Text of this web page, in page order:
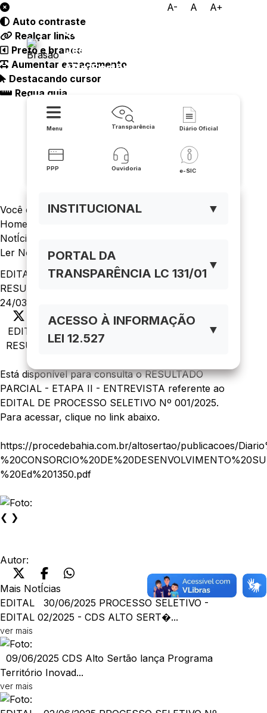
A- A A+
Consórcio Público de
Desenvolvimento Sustentável
Alto Sertão
Menu Transparência Diário Oficial
PPP Ouvidoria e-SIC
INSTITUCIONAL ▼
PORTAL DA
TRANSPARÊNCIA LC 131/01
▼
ACESSO À INFORMAÇÃO
LEI 12.527
▼
Auto contraste
Realçar links
Preto e branco
Aumentar espaçamento
Destacando cursor
Regua guia
Você está navegando em:
Home
NotÍcias
Ler NotÍcia
EDITAL DE PROCESSO SELETIVO Nº 001/2025 -
RESULTADO PARCIAL - ETAPA II - ENTREVISTA
24/03/2025
EDITAL DE PROCESSO SELETIVO Nº 001/2025 -
RESULTADO PARCIAL - ETAPA II - ENTREVISTA
Está disponível para consulta o RESULTADO
PARCIAL - ETAPA II - ENTREVISTA referente ao
EDITAL DE PROCESSO SELETIVO Nº 001/2025.
Para acessar, clique no link abaixo.
https://procedebahia.com.br/altosertao/publicacoes/
%20Ed%201350.pdf
❮ ❯
Autor:
Mais NotÍcias
EDITAL
30/06/2025 PROCESSO SELETIVO -
EDITAL 02/2025 - CDS ALTO SERT�...
ver mais
09/06/2025 CDS Alto Sertão lança Programa
Território Inovad...
ver mais